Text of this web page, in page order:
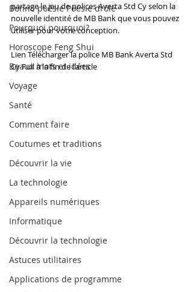
Bonne poésie Poésie drôle
Pourquoi pourquoi?
Horoscope Feng Shui
Beaux mots et idées
Voyage
Santé
Comment faire
Coutumes et traditions
Découvrir la vie
La technologie
Appareils numériques
Informatique
Découvrir la technologie
Astuces utilitaires
Applications de programme
partage le jeu de polices Averta Std Cy selon la
nouvelle identité de MB Bank que vous pouvez
utiliser pour votre conception.
Lien Télécharger la police MB Bank Averta Std
Cy Full à la fin de l'article